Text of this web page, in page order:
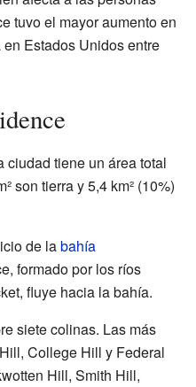
tuvo el mayor aumento en
Estados Unidos entre
ciudad tiene un área total
son tierra y 5,4 km² (10%)
de labahía
formado por los ríos
fluye hacia la bahía.
siete colinas. Las más
College Hill y Federal
Hill, Smith Hill,